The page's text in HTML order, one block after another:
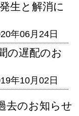
生と解消に
年06月24日
の遅配のお
年10月02日
去のお知らせ